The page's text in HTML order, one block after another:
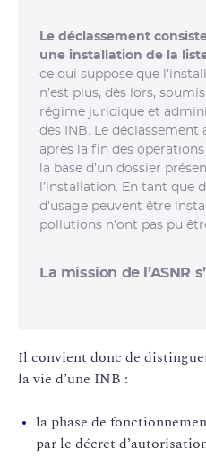
Le déclassement
une installation de la
ce qui suppose que
n’est plus, dès lors,
régime juridique et
des INB. Le déclassement
après la fin des
la base d’un dossier
l’installation. En tant que
d’usage peuvent être
pollutions n’ont pas pu
La mission de l’ASNR
Il convient donc de
la vie d’une INB :
la phase de
par le décret